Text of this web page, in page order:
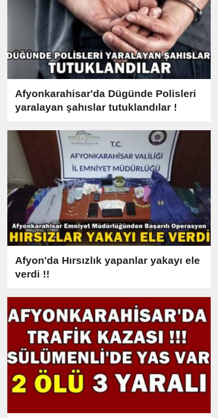
Afyonkarahisar'da Dügünde Polisleri
yaralayan şahıslar tutuklandılar !
Afyon'da Hırsızlık yapanlar yakayı ele
verdi !!